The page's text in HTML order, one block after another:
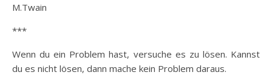
M.Twain
***
Wenn du ein Problem hast, versuche es zu lösen. Kannst
du es nicht lösen, dann mache kein Problem daraus.